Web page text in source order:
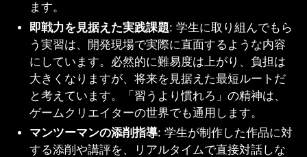
ます。
即戦力を見据えた実践課題: 学生に取り組んでもら
う実習は、開発現場で実際に直面するような内容
にしています。必然的に難易度は上がり、負担は
大きくなりますが、将来を見据えた最短ルートだ
と考えています。「習うより慣れろ」の精神は、
ゲームクリエイターの世界でも通用します。
マンツーマンの添削指導: 学生が制作した作品に対
する添削や講評を、リアルタイムで直接対話しな